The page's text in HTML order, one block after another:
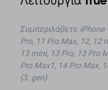
Συμπεριλάβετε iPhone
Pro, 11 Pro Max, 12, 12
13 mini, 13 Pro, 13 Pro
Pro Max1, 14 Pro Max,
(3. gen)